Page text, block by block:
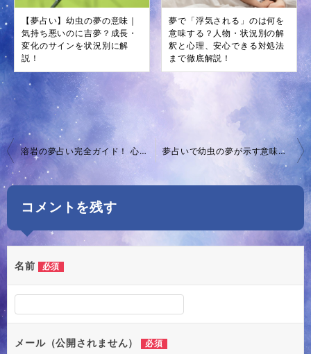
【夢占い】幼虫の夢の意味｜
気持ち悪いのに吉夢？成長・
変化のサインを状況別に解
説！
夢で「浮気される」のは何を
意味する？人物・状況別の解
釈と心理、安心できる対処法
まで徹底解説！
投
稿
ビ
ゲ
ー
シ
ョ
ン
溶岩の夢占い完全ガイド！ 心の内側に潜む真実を解読 夢占いで幼虫の夢が示す意味とは？大量・体につく・駆除する夢まで状況別に解説
コメントを残す
名前 必須
メール（公開されません） 必須